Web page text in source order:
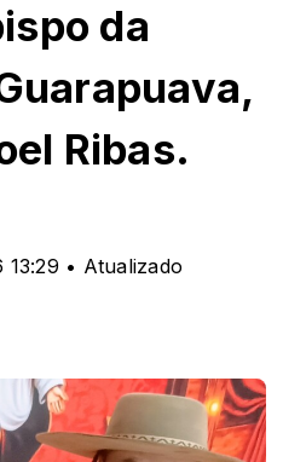
da
Ribas.
• Atualizado